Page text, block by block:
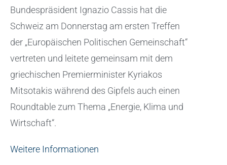
Bundespräsident Ignazio Cassis hat die
Schweiz am Donnerstag am ersten Treffen
der „Europäischen Politischen Gemeinschaft“
vertreten und leitete gemeinsam mit dem
griechischen Premierminister Kyriakos
Mitsotakis während des Gipfels auch einen
Roundtable zum Thema „Energie, Klima und
Wirtschaft“.
Weitere Informationen